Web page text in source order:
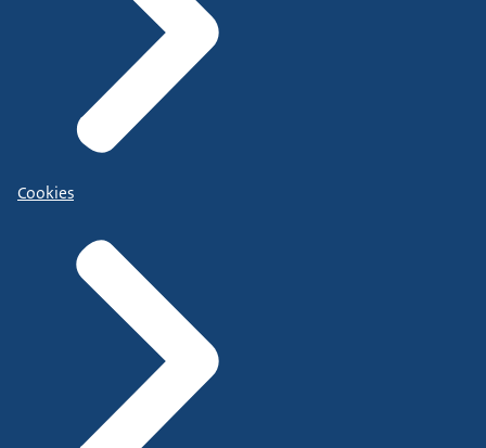
Cookies